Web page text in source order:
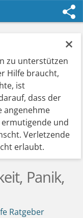
×
zu unterstützen
Hilfe braucht,
ist
dass der
angenehme
und
Verletzende
erlaubt.
Panik,
Ratgeber